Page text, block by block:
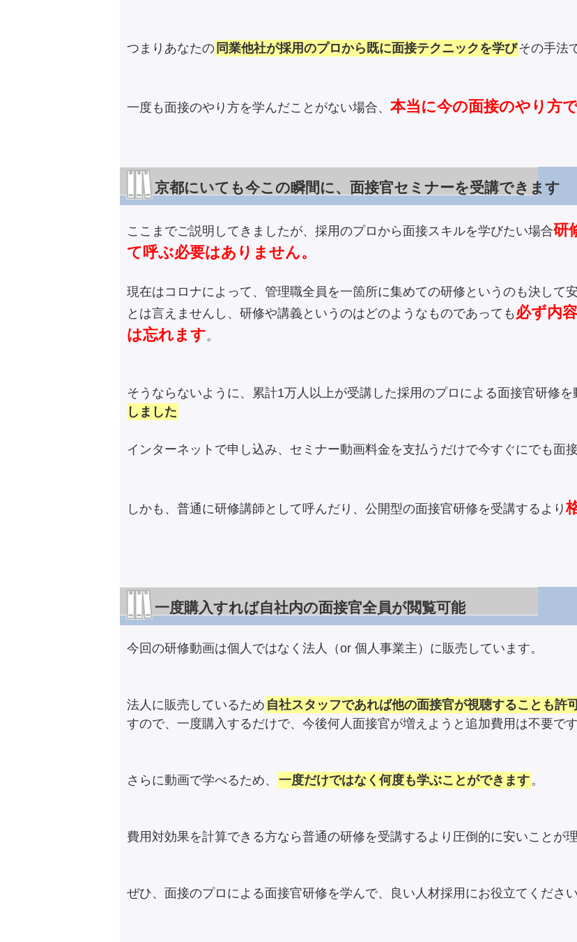
つまりあなたの 同業他社が採用のプロから既に面接テクニックを学びその手法
一度も面接のやり方を学んだことがない場合、 本当に今の面接のやり方
京都にいても今この瞬間に、面接官セミナーを受講できます
ここまでご説明してきましたが、採用のプロから面接スキルを学びたい場合研
て呼ぶ必要はありません。
現在はコロナによって、管理職全員を一箇所に集めての研修というのも決して
とは言えませんし、研修や講義というのはどのようなものであっても 必ず内
は忘れます。
そうならないように、累計1万人以上が受講した採用のプロによる面接官研修を
しました
インターネットで申し込み、セミナー動画料金を支払うだけで今すぐにでも面
しかも、普通に研修講師として呼んだり、公開型の面接官研修を受講するより
一度購入すれば自社内の面接官全員が閲覧可能
今回の研修動画は個人ではなく法人（or 個人事業主）に販売しています。
法人に販売しているため 自社スタッフであれば他の面接官が視聴することも許
すので、一度購入するだけで、今後何人面接官が増えようと追加費用は不要です
さらに動画で学べるため、 一度だけではなく何度も学ぶことができます。
費用対効果を計算できる方なら普通の研修を受講するより圧倒的に安いことが
ぜひ、面接のプロによる面接官研修を学んで、良い人材採用にお役立てください